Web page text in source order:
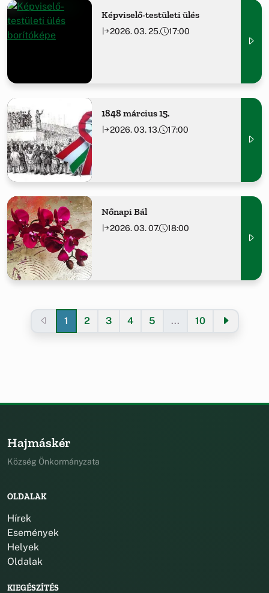
Képviselő-testületi ülés
2026. 03. 25. 17:00
1848 március 15.
2026. 03. 13. 17:00
Nőnapi Bál
2026. 03. 07. 18:00
1 2 3 4 5 ... 10
Hajmáskér
Község Önkormányzata
OLDALAK
Hírek
Események
Helyek
Oldalak
KIEGÉSZÍTÉS